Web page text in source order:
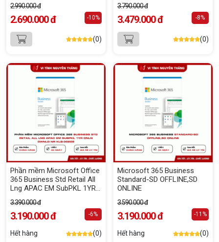
2.990.000 đ
2.690.000 đ -10%
(0)
3.790.000 đ
3.479.000 đ -8%
(0)
Phần mềm Microsoft Office
365 Business Std Retail All
Lng APAC EM SubPKL 1YR
3.390.000 đ
3.190.000 đ -6%
Hết hàng (0)
Microsoft 365 Business
Standard-SD OFFLINE,SD
ONLINE
3.590.000 đ
3.190.000 đ -11%
Hết hàng (0)